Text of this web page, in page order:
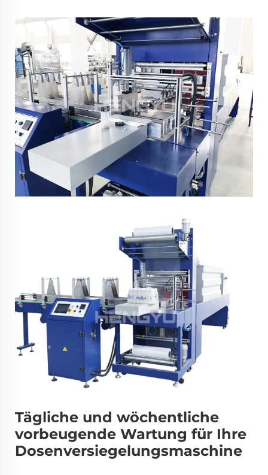
Tägliche und wöchentliche
vorbeugende Wartung für Ihre
Dosenversiegelungsmaschine